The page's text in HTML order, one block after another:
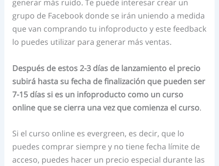
generar más ruido. Te puede interesar crear un
grupo de Facebook donde se irán uniendo a medida
que van comprando tu infoproducto y este feedback
lo puedes utilizar para generar más ventas.
Después de estos 2-3 días de lanzamiento el precio
subirá hasta su fecha de finalización que pueden ser
7-15 días si es un infoproducto como un curso
online que se cierra una vez que comienza el curso.
Si el curso online es evergreen, es decir, que lo
puedes comprar siempre y no tiene fecha límite de
acceso, puedes hacer un precio especial durante las